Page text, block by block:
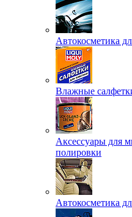
Автокосметика
Влажные
Аксессуары для
полировки
Автокосметика